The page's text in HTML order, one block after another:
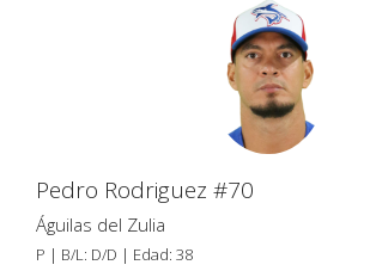
Pedro Rodriguez #70
Águilas del Zulia
P | B/L: D/D | Edad: 38